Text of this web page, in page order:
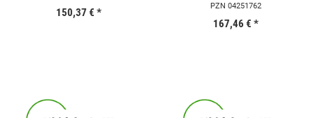
150,37 € *
PZN 04251762
167,46 € *